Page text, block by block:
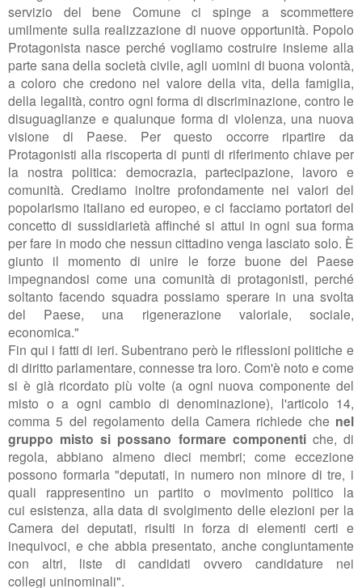
servizio del bene Comune ci spinge a scommettere
umilmente sulla realizzazione di nuove opportunità. Popolo
Protagonista nasce perché vogliamo costruire insieme alla
parte sana della società civile, agli uomini di buona volontà,
a coloro che credono nel valore della vita, della famiglia,
della legalità, contro ogni forma di discriminazione, contro le
disuguaglianze e qualunque forma di violenza, una nuova
visione di Paese. Per questo occorre ripartire da
Protagonisti alla riscoperta di punti di riferimento chiave per
la nostra politica: democrazia, partecipazione, lavoro e
comunità. Crediamo inoltre profondamente nei valori del
popolarismo italiano ed europeo, e ci facciamo portatori del
concetto di sussidiarietà affinché si attui in ogni sua forma
per fare in modo che nessun cittadino venga lasciato solo. È
giunto il momento di unire le forze buone del Paese
impegnandosi come una comunità di protagonisti, perché
soltanto facendo squadra possiamo sperare in una svolta
del Paese, una rigenerazione valoriale, sociale,
economica."
Fin qui i fatti di ieri. Subentrano però le riflessioni politiche e
di diritto parlamentare, connesse tra loro. Com'è noto e come
si è già ricordato più volte (a ogni nuova componente del
misto o a ogni cambio di denominazione), l'articolo 14,
comma 5 del regolamento della Camera richiede che nel
gruppo misto si possano formare componentiche, di
regola, abbiano almeno dieci membri; come eccezione
possono formarla "deputati, in numero non minore di tre, i
quali rappresentino un partito o movimento politico la
cui esistenza, alla data di svolgimento delle elezioni per la
Camera dei deputati, risulti in forza di elementi certi e
inequivoci, e che abbia presentato, anche congiuntamente
con altri, liste di candidati ovvero candidature nei
collegi uninominali".